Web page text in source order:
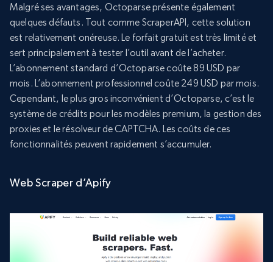
Malgré ses avantages, Octoparse présente également
quelques défauts. Tout comme ScraperAPI, cette solution
est relativement onéreuse. Le forfait gratuit est très limité et
sert principalement à tester l’outil avant de l’acheter.
L’abonnement standard d’Octoparse coûte 89 USD par
mois. L’abonnement professionnel coûte 249 USD par mois.
Cependant, le plus gros inconvénient d’Octoparse, c’est le
système de crédits pour les modèles premium, la gestion des
proxies et le résolveur de CAPTCHA. Les coûts de ces
fonctionnalités peuvent rapidement s’accumuler.
Web Scraper d’Apify